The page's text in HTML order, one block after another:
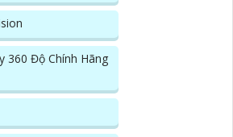
360 Độ Chính Hãng